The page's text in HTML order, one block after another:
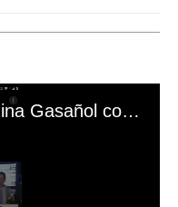
El mal momento de Yanina Gasañol con un hincha argentino en "Subrayado"